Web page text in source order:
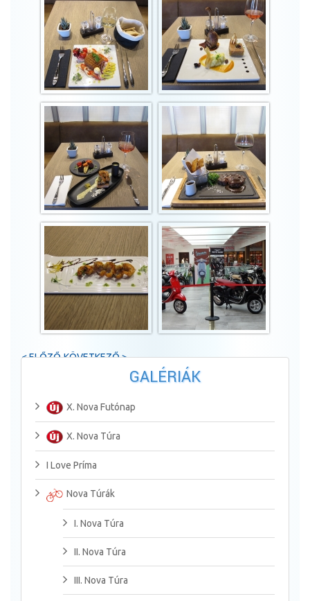
< ELŐZŐ KÖVETKEZŐ >
GALÉRIÁK
X. Nova Futónap
X. Nova Túra
I Love Príma
Nova Túrák
I. Nova Túra
II. Nova Túra
III. Nova Túra